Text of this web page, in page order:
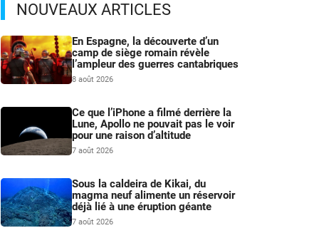
NOUVEAUX ARTICLES
En Espagne, la découverte d’un
camp de siège romain révèle
l’ampleur des guerres cantabriques
8 août 2026
Ce que l’iPhone a filmé derrière la
Lune, Apollo ne pouvait pas le voir
pour une raison d’altitude
7 août 2026
Sous la caldeira de Kikai, du
magma neuf alimente un réservoir
déjà lié à une éruption géante
7 août 2026